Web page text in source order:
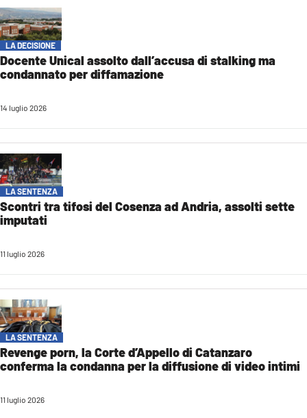
LACPLAY.IT
LACTV.IT
LACONAIR.IT
ILVIBONESE.IT
CATANZAROCHANNEL.IT
LACAPITALENEWS.IT
APPLE
LA DECISIONE
Docente Unical assolto dall’accusa di stalking ma
condannato per diffamazione
14 luglio 2026
LA SENTENZA
Scontri tra tifosi del Cosenza ad Andria, assolti sette
imputati
11 luglio 2026
LA SENTENZA
Revenge porn, la Corte d’Appello di Catanzaro
conferma la condanna per la diffusione di video intimi
11 luglio 2026